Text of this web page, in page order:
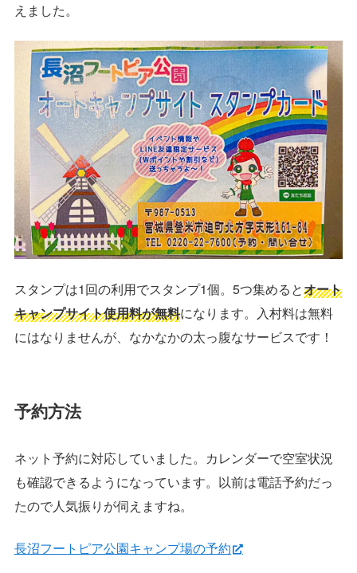
えました。
スタンプは1回の利用でスタンプ1個。5つ集めるとオート
キャンプサイト使用料が無料になります。入村料は無料
にはなりませんが、なかなかの太っ腹なサービスです！
予約方法
ネット予約に対応していました。カレンダーで空室状況
も確認できるようになっています。以前は電話予約だっ
たので人気振りが伺えますね。
長沼フートピア公園キャンプ場の予約